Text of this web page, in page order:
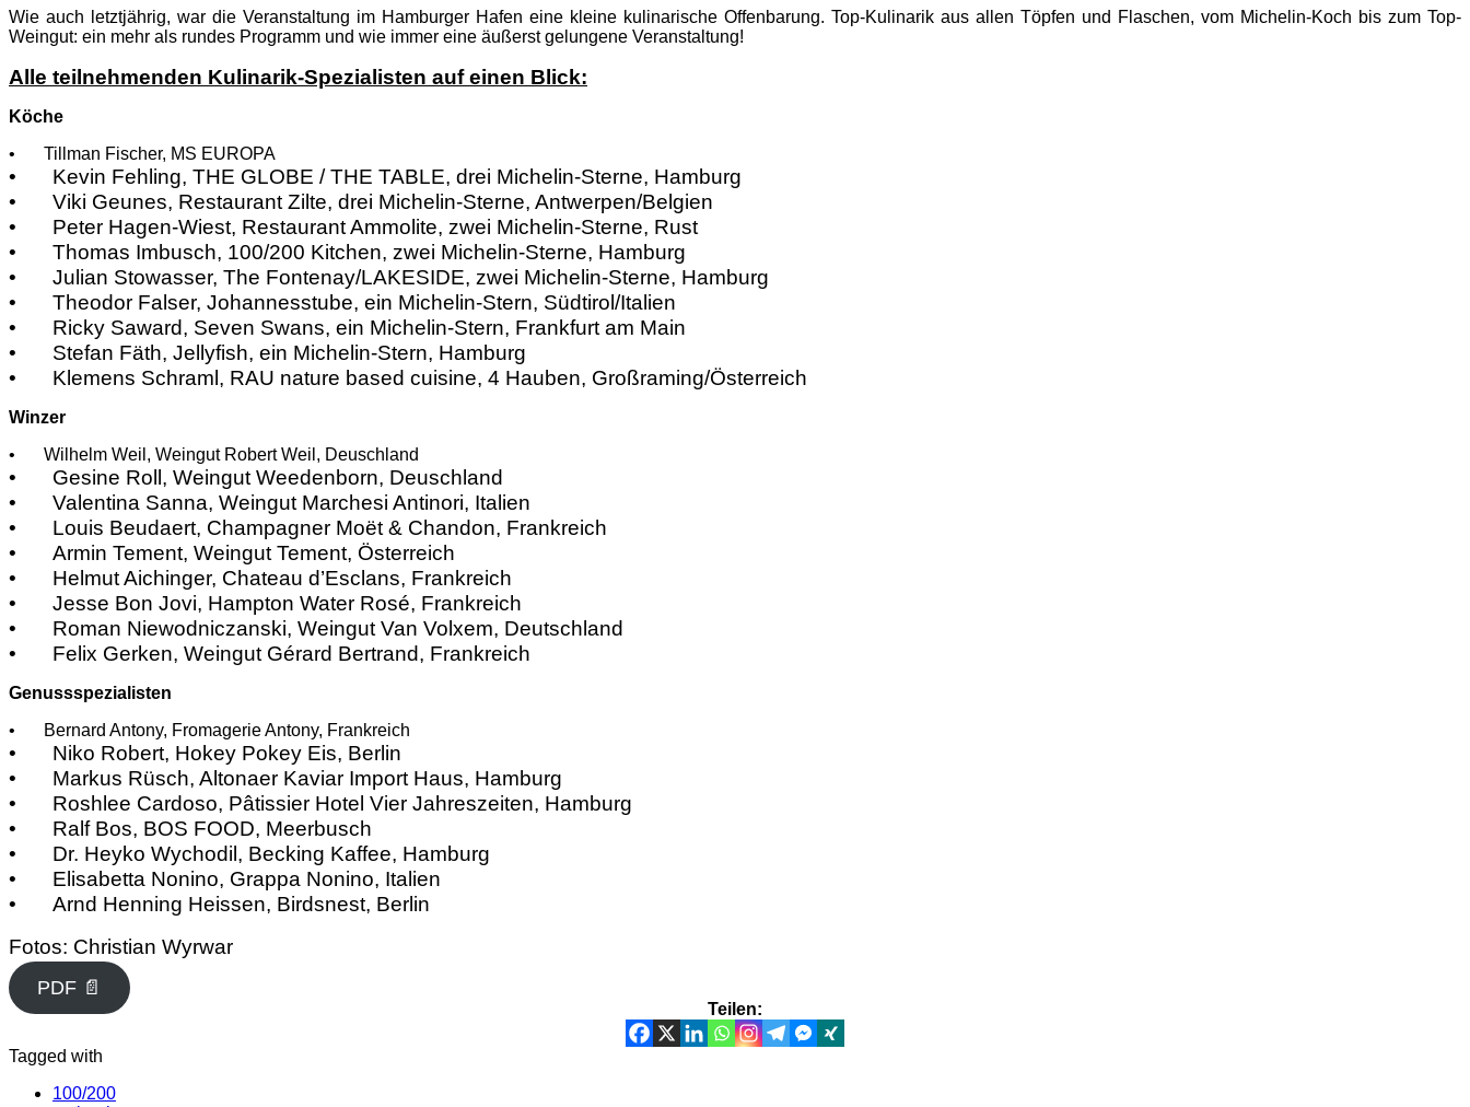
Wie auch letztjährig, war die Veranstaltung im Hamburger Hafen eine kleine kulinarische Offenbarung. Top-Kulinarik aus allen Töpfen und Flaschen, vom Michelin-Koch bis zum Top-
Weingut: ein mehr als rundes Programm und wie immer eine äußerst gelungene Veranstaltung!
Alle teilnehmenden Kulinarik-Spezialisten auf einen Blick:
Köche
•
Tillman Fischer, MS EUROPA
•
Kevin Fehling, THE GLOBE / THE TABLE, drei Michelin-Sterne, Hamburg
•
Viki Geunes, Restaurant Zilte, drei Michelin-Sterne, Antwerpen/Belgien
•
Peter Hagen-Wiest, Restaurant Ammolite, zwei Michelin-Sterne, Rust
•
Thomas Imbusch, 100/200 Kitchen, zwei Michelin-Sterne, Hamburg
•
Julian Stowasser, The Fontenay/LAKESIDE, zwei Michelin-Sterne, Hamburg
•
Theodor Falser, Johannesstube, ein Michelin-Stern, Südtirol/Italien
•
Ricky Saward, Seven Swans, ein Michelin-Stern, Frankfurt am Main
•
Stefan Fäth, Jellyfish, ein Michelin-Stern, Hamburg
•
Klemens Schraml, RAU nature based cuisine, 4 Hauben, Großraming/Österreich
Winzer
•
Wilhelm Weil, Weingut Robert Weil, Deuschland
•
Gesine Roll, Weingut Weedenborn, Deuschland
•
Valentina Sanna, Weingut Marchesi Antinori, Italien
•
Louis Beudaert, Champagner Moët & Chandon, Frankreich
•
Armin Tement, Weingut Tement, Österreich
•
Helmut Aichinger, Chateau d’Esclans, Frankreich
•
Jesse Bon Jovi, Hampton Water Rosé, Frankreich
•
Roman Niewodniczanski, Weingut Van Volxem, Deutschland
•
Felix Gerken, Weingut Gérard Bertrand, Frankreich
Genussspezialisten
•
Bernard Antony, Fromagerie Antony, Frankreich
•
Niko Robert, Hokey Pokey Eis, Berlin
•
Markus Rüsch, Altonaer Kaviar Import Haus, Hamburg
•
Roshlee Cardoso, Pâtissier Hotel Vier Jahreszeiten, Hamburg
•
Ralf Bos, BOS FOOD, Meerbusch
•
Dr. Heyko Wychodil, Becking Kaffee, Hamburg
•
Elisabetta Nonino, Grappa Nonino, Italien
•
Arnd Henning Heissen, Birdsnest, Berlin
Fotos: Christian Wyrwar
PDF 📄
Teilen:
Tagged with
100/200